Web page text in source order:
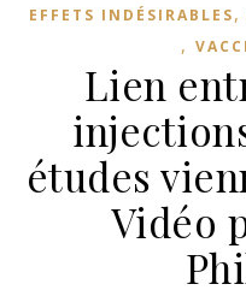
EFFETS INDÉSIRABLES,
,
Lien
études
Vidéo